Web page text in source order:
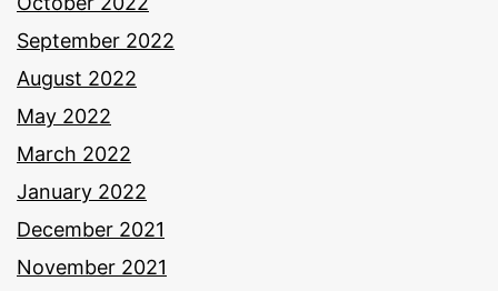
September 2022
August 2022
May 2022
March 2022
January 2022
December 2021
November 2021